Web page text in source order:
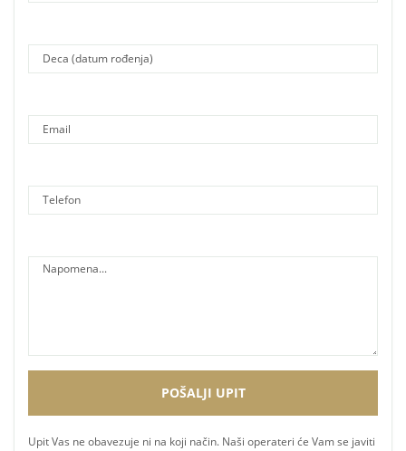
Upit Vas ne obavezuje ni na koji način. Naši operateri će Vam se javiti